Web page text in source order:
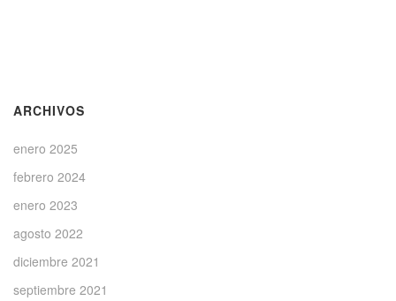
ARCHIVOS
enero 2025
febrero 2024
enero 2023
agosto 2022
diciembre 2021
septiembre 2021